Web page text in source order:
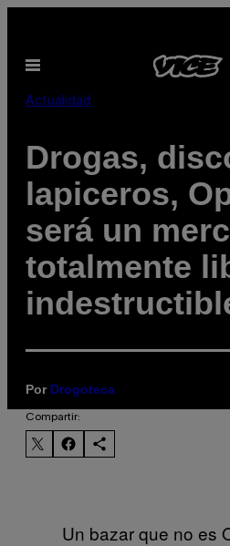
contenido
Abrir
Actualidad
Drogas,
lapiceros,
será un
totalmente
Por Drogoteca
Compartir:
Un bazar que no es